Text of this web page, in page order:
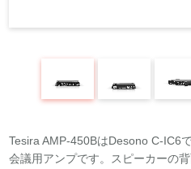
Tesira AMP-450BはDesono C-IC6
会議用アンプです。スピーカーの